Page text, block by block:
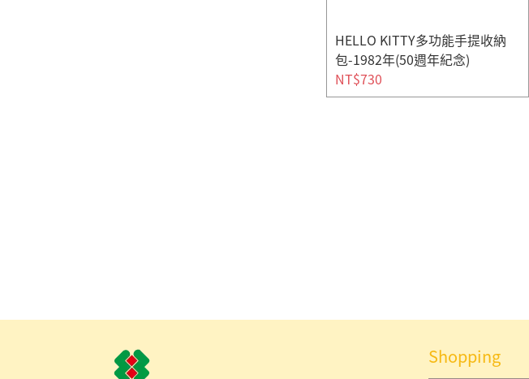
HELLO KITTY多功能手提收納
包-1982年(50週年紀念)
NT$730
Shopping